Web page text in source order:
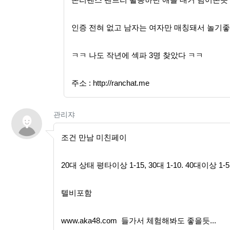
인증 전혀 없고 남자는 여자만 매칭돼서 놀기
ㅋㅋ 나도 작년에 섹파 3명 찾았다 ㅋㅋ
주소 : http://ranchat.me
관리쟈님의 댓글
관리쟈
조건 만남 미친페이
20대 상태 평타이상 1-15, 30대 1-10. 40대이상 1-5
텔비포함
www.aka48.com 들가서 체험해봐도 좋을듯...